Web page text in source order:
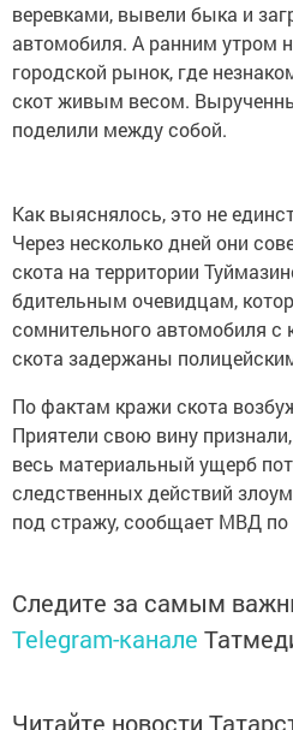
веревками, вывели быка и
автомобиля. А ранним утром
городской рынок, где
скот живым весом.
поделили между собой.
Как выяснялось, это не
Через несколько дней они
скота на территории
бдительным очевидцам,
сомнительного автомобиля с
скота задержаны
По фактам кражи скота
Приятели свою вину
весь материальный ущерб
следственных действий
под стражу, сообщает МВД по
Следите за самым
Telegram-канале
Читайте новости